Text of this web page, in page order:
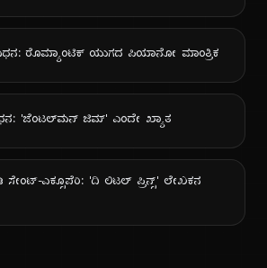
ನಿಧನ: ರೊಮ್ಯಾಂಟಿಕ್ ಯುಗದ ಪಿಯಾನೋ ಮಾಂತ್ರಿಕ
'ಜೆಂಟಲ್‌ಮನ್ ಜಿಮ್' ಎಂದೇ ಖ್ಯಾತ
ಎಕ್ಸೂಪೆರಿ: 'ದಿ ಲಿಟಲ್ ಪ್ರಿನ್ಸ್' ಲೇಖಕನ